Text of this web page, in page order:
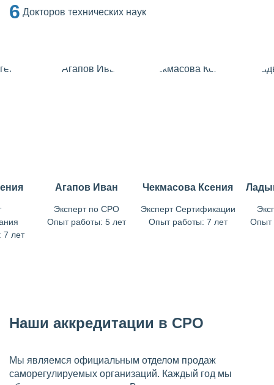
6 Докторов технических наук
7 лет
Агапов Иван
Эксперт по СРО
Опыт работы: 5 лет
Чекмасова Ксения
Эксперт Сертификации
Опыт работы: 7 лет
Опыт
Наши аккредитации в СРО
Мы являемся официальным отделом продаж
саморегулируемых организаций. Каждый год мы